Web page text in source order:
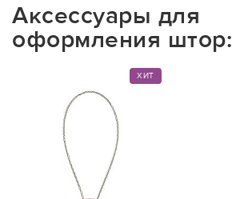
Аксессуары для
оформления штор:
ХИТ